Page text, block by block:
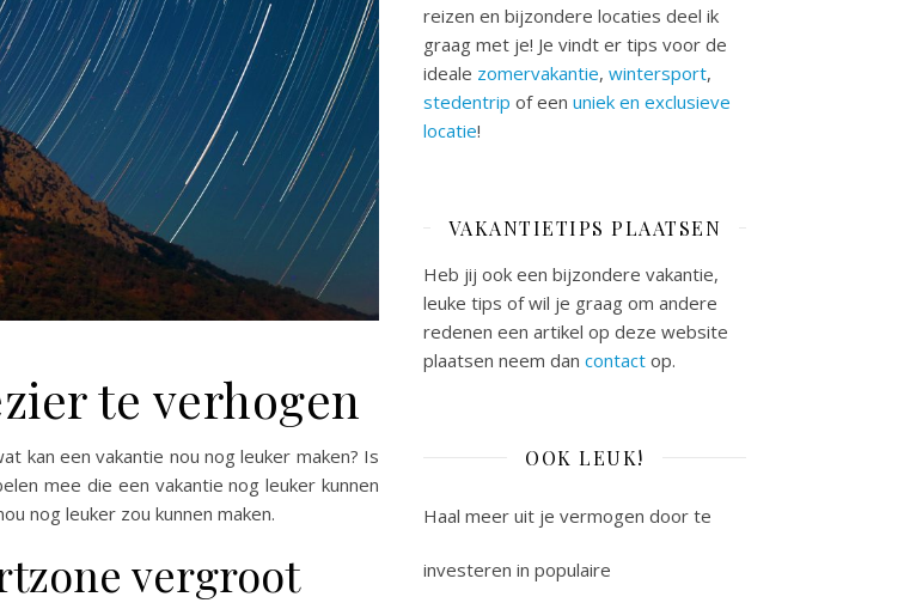
te verhogen
kan een vakantie nou nog leuker maken? Is
mee die een vakantie nog leuker kunnen
nog leuker zou kunnen maken.
vergroot
reizen en bijzondere locaties deel ik
graag met je! Je vindt er tips voor de
ideale zomervakantie, wintersport,
stedentrip of een uniek en exclusieve
locatie!
VAKANTIETIPS PLAATSEN
Heb jij ook een bijzondere vakantie,
leuke tips of wil je graag om andere
redenen een artikel op deze website
plaatsen neem dan contact op.
OOK LEUK!
Haal meer uit je vermogen door te
investeren in populaire